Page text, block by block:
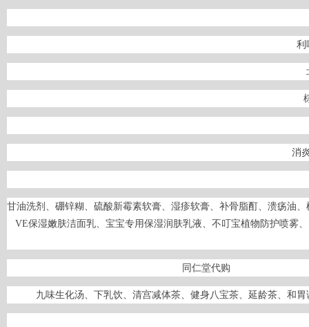
利
消
甘油洗剂、硼锌糊、硫酸新霉素软膏、湿疹软膏、补骨脂酊、溃疡油
VE保湿嫩肤洁面乳、宝宝专用保湿润肤乳液、不叮宝植物防护喷雾
同
九味生化汤、下乳饮、清宫减体茶、健身八宝茶、延龄茶、和